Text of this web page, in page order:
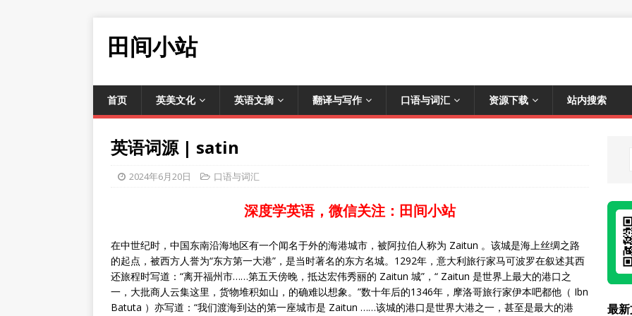
田间小站
首页 英美文化 英语文摘 翻译与写作 口语与词汇 资源下载 站内搜索
英语词源 | satin
2024年6月20日 口语与词汇
深度学英语，微信关注：田间小站
在中世纪时，中国东南沿海地区有一个闻名于外的海港城市，被阿拉伯人称为 Zaitun 。该城是海上丝绸之路
的起点，被西方人誉为“东方第一大港”，是当时著名的东方名城。1292年，意大利旅行家马可波罗在叙述其西
还旅程时写道：“离开福州市……第五天傍晚，抵达宏伟秀丽的 Zaitun 城”，“ Zaitun 是世界上最大的港口之
一，大批商人云集这里，货物堆积如山，的确难以想象。”数十年后的1346年，摩洛哥旅行家伊本吧都他（ Ibn
Batuta ）亦写道：“我们渡海到达的第一座城市是 Zaitun ……该城的港口是世界大港之一，甚至是最大的港
最